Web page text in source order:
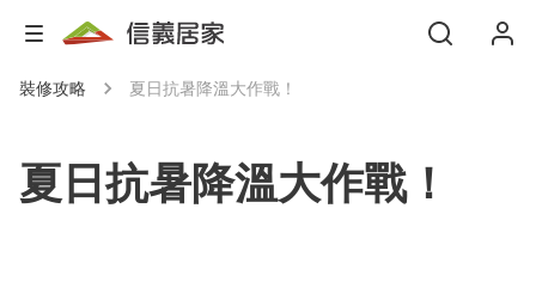
裝修攻略 夏日抗暑降溫大作戰！
夏日抗暑降溫大作戰！